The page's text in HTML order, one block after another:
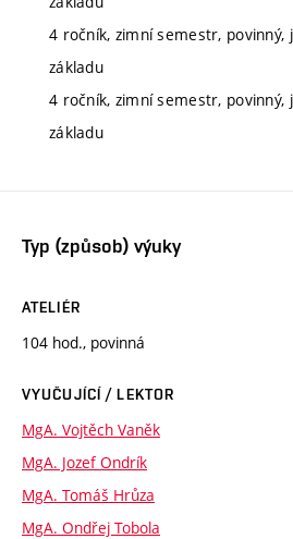
4 ročník, zimní semestr,
základu
4 ročník, zimní semestr,
základu
Typ (způsob) výuky
ATELIÉR
104 hod., povinná
VYUČUJÍCÍ / LEKTOR
MgA. Vojtěch Vaněk
MgA. Jozef Ondrík
MgA. Tomáš Hrůza
MgA. Ondřej Tobola